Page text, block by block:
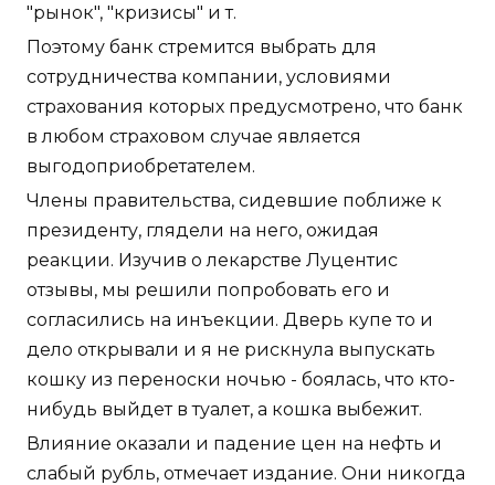
"рынок", "кризисы" и т.
Поэтому банк стремится выбрать для
сотрудничества компании, условиями
страхования которых предусмотрено, что банк
в любом страховом случае является
выгодоприобретателем.
Члены правительства, сидевшие поближе к
президенту, глядели на него, ожидая
реакции. Изучив о лекарстве Луцентис
отзывы, мы решили попробовать его и
согласились на инъекции. Дверь купе то и
дело открывали и я не рискнула выпускать
кошку из переноски ночью - боялась, что кто-
нибудь выйдет в туалет, а кошка выбежит.
Влияние оказали и падение цен на нефть и
слабый рубль, отмечает издание. Они никогда